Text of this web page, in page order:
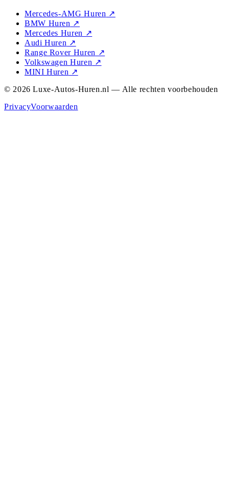
Mercedes-AMG Huren ↗
BMW Huren ↗
Mercedes Huren ↗
Audi Huren ↗
Range Rover Huren ↗
Volkswagen Huren ↗
MINI Huren ↗
© 2026 Luxe-Autos-Huren.nl — Alle rechten voorbehouden
PrivacyVoorwaarden